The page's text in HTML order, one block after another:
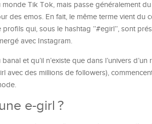
Tik Tok, mais passe généralement
des emos. En fait, le même terme vient du
qui, sous le hashtag ’’#egirl’’, sont
avec Instagram.
et qu’il n’existe que dans l’univers
avec des millions de followers),
e-girl ?